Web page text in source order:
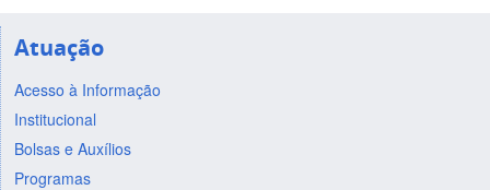
Atuação
Acesso à Informação
Institucional
Bolsas e Auxílios
Programas